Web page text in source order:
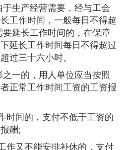
生产经营需要，经与工会
工作时间，一般每日不得超
延长工作时间的，在保障
延长工作时间每日不得超过
过三十六小时。
一的，用人单位应当按照
正常工作时间工资的工资报
时间的，支付不低于工资的
酬;
作又不能安排补休的，支付